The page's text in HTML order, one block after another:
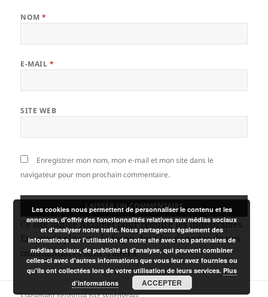
NOM*
E-MAIL *
SITE WEB
Enregistrer mon nom, mon e-mail et mon site dans le
navigateur pour mon prochain commentaire.
Ce site utilise Akismet pour réduire les indésirables.
En savoir plus sur la façon dont les données de vos
commentaires sont traitées.
Les cookies nous permettent de personnaliser le contenu et les
annonces, d'offrir des fonctionnalités relatives aux médias sociaux
et d'analyser notre trafic. Nous partageons également des
informations sur l'utilisation de notre site avec nos partenaires de
médias sociaux, de publicité et d'analyse, qui peuvent combiner
celles-ci avec d'autres informations que vous leur avez fournies ou
qu'ils ont collectées lors de votre utilisation de leurs services. Plus
d’informations
ACCEPTER